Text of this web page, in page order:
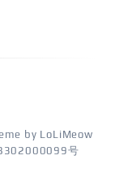
by LoLiMeow
号